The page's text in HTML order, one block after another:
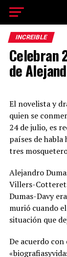
INCREIBLE
Celebran
de
El novelista y
quien se
24 de julio, es
países de habla
tres
Alejandro
Villers-
Dumas-Davy
murió cuando
situación que
De acuerdo